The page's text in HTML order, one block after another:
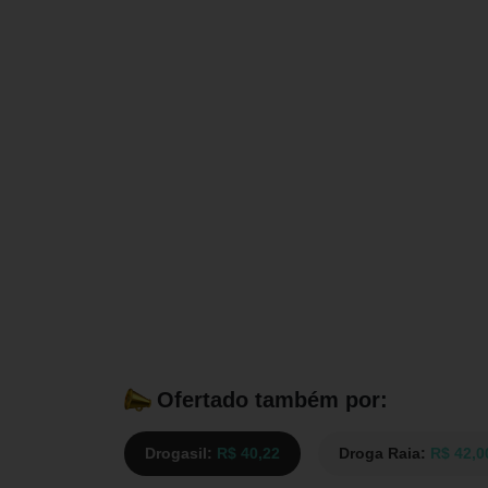
Ofertado também por:
Drogasil: R$ 40,22 Droga Raia: R$